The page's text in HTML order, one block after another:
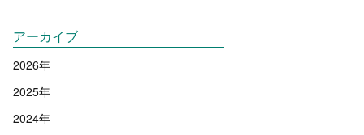
アーカイブ
2026年
2025年
2024年